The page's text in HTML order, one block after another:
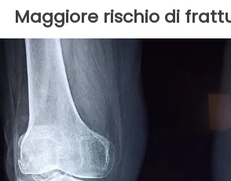
Maggiore rischio di